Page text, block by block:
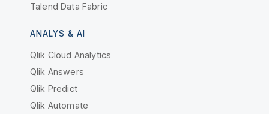
Talend Data Fabric
ANALYS & AI
Qlik Cloud Analytics
Qlik Answers
Qlik Predict
Qlik Automate